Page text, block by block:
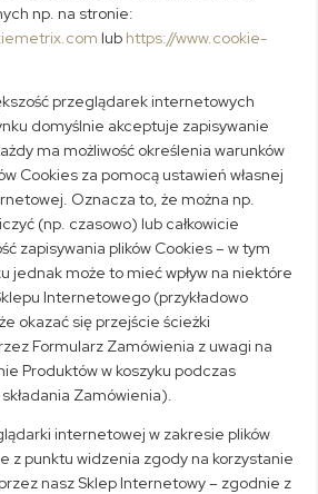
np. na stronie:
lub https://www.cookie-
przeglądarek internetowych
domyślnie akceptuje zapisywanie
ma możliwość określenia warunków
Cookies za pomocą ustawień własnej
Oznacza to, że można np.
(np. czasowo) lub całkowicie
zapisywania plików Cookies – w tym
jednak może to mieć wpływ na niektóre
Internetowego (przykładowo
okazać się przejście ścieżki
Formularz Zamówienia z uwagi na
Produktów w koszyku podczas
Zamówienia).
internetowej w zakresie plików
z punktu widzenia zgody na korzystanie
nasz Sklep Internetowy – zgodnie z